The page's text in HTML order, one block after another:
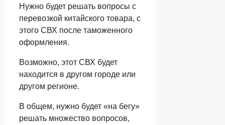
Нужно будет решать вопросы с
перевозкой китайского товара, с
этого СВХ после таможенного
оформления.
Возможно, этот СВХ будет
находится в другом городе или
другом регионе.
В общем, нужно будет «на бегу»
решать множество вопросов,